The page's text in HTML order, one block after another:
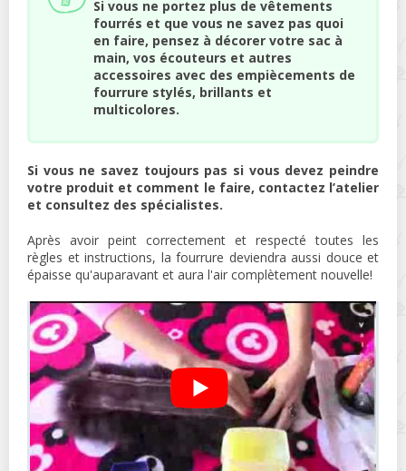
Si vous ne portez plus de vêtements
fourrés et que vous ne savez pas quoi
en faire, pensez à décorer votre sac à
main, vos écouteurs et autres
accessoires avec des empiècements de
fourrure stylés, brillants et
multicolores.
Si vous ne savez toujours pas si vous devez peindre
votre produit et comment le faire, contactez l’atelier
et consultez des spécialistes.
Après avoir peint correctement et respecté toutes les
règles et instructions, la fourrure deviendra aussi douce et
épaisse qu'auparavant et aura l'air complètement nouvelle!